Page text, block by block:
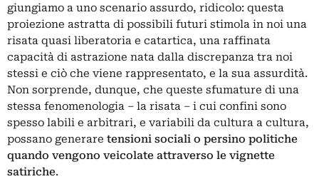
giungiamo a uno scenario assurdo, ridicolo: questa
proiezione astratta di possibili futuri stimola in noi una
risata quasi liberatoria e catartica, una raffinata
capacità di astrazione nata dalla discrepanza tra noi
stessi e ciò che viene rappresentato, e la sua assurdità.
Non sorprende, dunque, che queste sfumature di una
stessa fenomenologia – la risata – i cui confini sono
spesso labili e arbitrari, e variabili da cultura a cultura,
possano generare tensioni sociali o persino politiche
quando vengono veicolate attraverso le vignette
satiriche.